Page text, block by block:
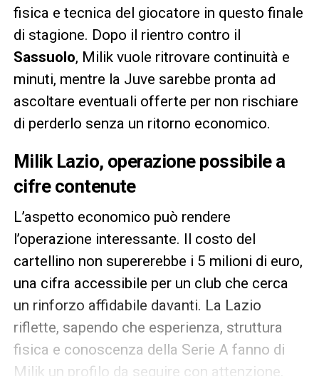
fisica e tecnica del giocatore in questo finale
di stagione. Dopo il rientro contro il
Sassuolo, Milik vuole ritrovare continuità e
minuti, mentre la Juve sarebbe pronta ad
ascoltare eventuali offerte per non rischiare
di perderlo senza un ritorno economico.
Milik Lazio, operazione possibile a
cifre contenute
L’aspetto economico può rendere
l’operazione interessante. Il costo del
cartellino non supererebbe i 5 milioni di euro,
una cifra accessibile per un club che cerca
un rinforzo affidabile davanti. La Lazio
riflette, sapendo che esperienza, struttura
fisica e conoscenza della Serie A fanno di
Milik un profilo da seguire con attenzione.